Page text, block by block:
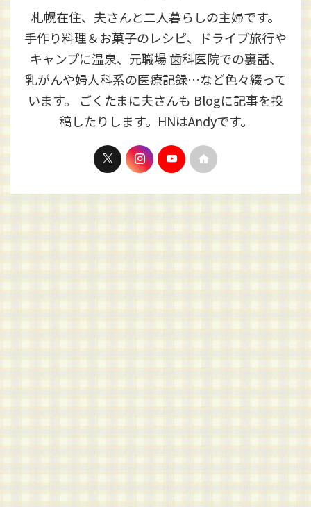
札幌在住、夫さんと二人暮らしの主婦です。
手作り料理＆お菓子のレシピ、ドライブ旅行や
キャンプに温泉、元職場 歯科医院での裏話、
乳がんや婦人科系の医療記録…など色々綴って
います。 ごくたまに夫さんも Blogに記事を投
稿したりします。HNはAndyです。